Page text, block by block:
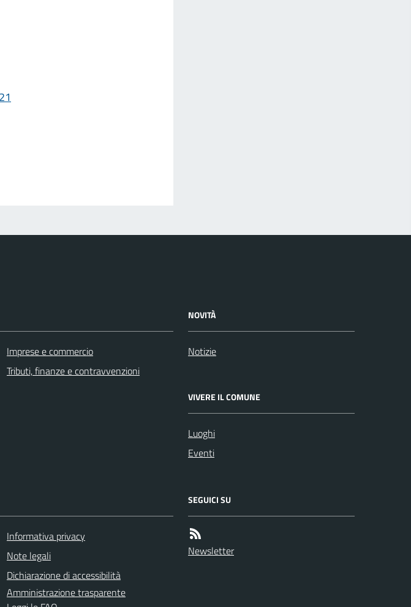
Imprese e commercio
Tributi, finanze e contravvenzioni
NOVITÀ
Notizie
VIVERE IL COMUNE
Luoghi
Eventi
Informativa privacy
Note legali
Dichiarazione di accessibilità
Amministrazione trasparente
SEGUICI SU
Newsletter